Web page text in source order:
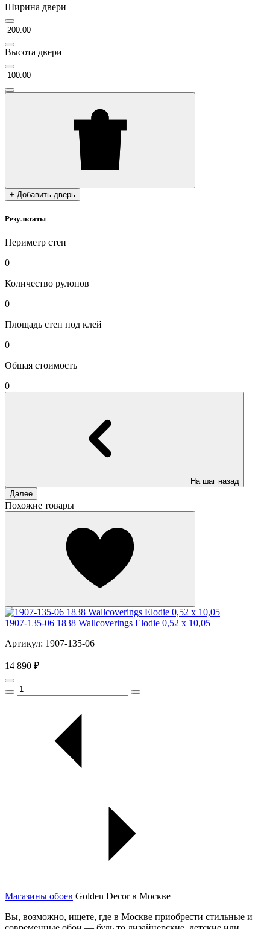
Ширина двери
Высота двери
+ Добавить дверь
Результаты
Периметр стен
0
Количество рулонов
0
Площадь стен под клей
0
Общая стоимость
0
На шаг назад
Далее
Похожие товары
1907-135-06 1838 Wallcoverings Elodie 0,52 x 10,05
Артикул: 1907-135-06
14 890 ₽
Магазины обоев Golden Decor в Москве
Вы, возможно, ищете, где в Москве приобрести стильные и